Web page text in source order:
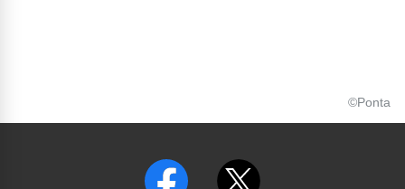
©Ponta